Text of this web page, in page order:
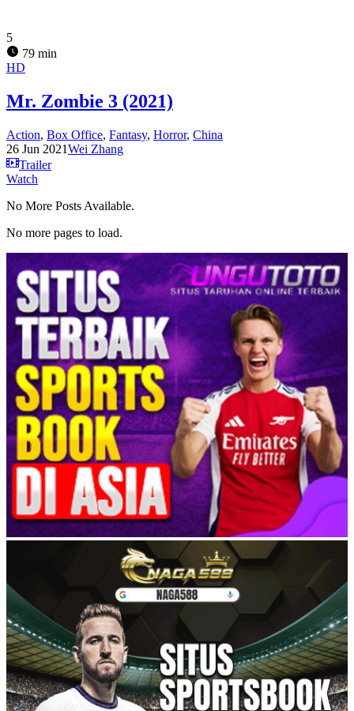
5
79 min
HD
Mr. Zombie 3 (2021)
Action, Box Office, Fantasy, Horror, China
26 Jun 2021Wei Zhang
Trailer
Watch
No More Posts Available.
No more pages to load.